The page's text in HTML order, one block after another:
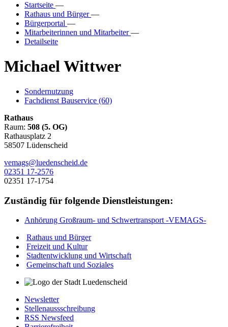
Startseite —
Rathaus und Bürger—
Bürgerportal —
Mitarbeiterinnen und Mitarbeiter—
Detailseite
Michael Wittwer
Sondernutzung
Fachdienst Bauservice (60)
Rathaus
Raum: 508 (5. OG)
Rathausplatz 2
58507 Lüdenscheid
vemags@luedenscheid.de
02351 17-2576
02351 17-1754
Zuständig für folgende Dienstleistungen:
Anhörung Großraum- und Schwertransport -VEMAGS-
Rathaus und Bürger
Freizeit und Kultur
Stadtentwicklung und Wirtschaft
Gemeinschaft und Soziales
Newsletter
Stellenaussschreibung
RSS Newsfeed